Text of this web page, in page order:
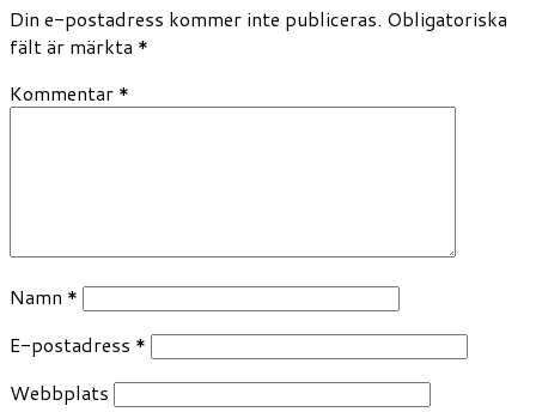
Din e-postadress kommer inte publiceras. Obligatoriska
fält är märkta *
Kommentar *
Namn *
E-postadress *
Webbplats